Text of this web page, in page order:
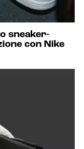
sneaker-
con Nike